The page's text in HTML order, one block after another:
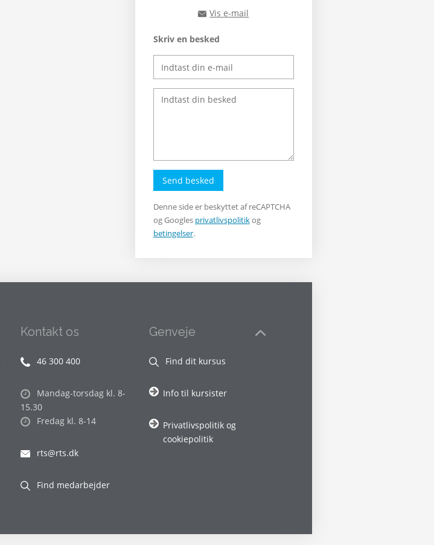
Vis e-mail
rts@rts.dk
Skriv en besked
Send besked
Denne side er beskyttet af reCAPTCHA
og Googles privatlivspolitikog
betingelser.
Kontakt os
46 300 400
Mandag-torsdag kl. 8-
15.30
Fredag kl. 8-14
rts@rts.dk
Find medarbejder
Genveje
Find dit kursus
Info til kursister
Privatlivspolitik og
cookiepolitik